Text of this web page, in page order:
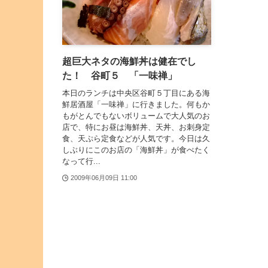
超巨大ネタの海鮮丼は健在でし
た！ 谷町５ 「一味禅」
本日のランチは中央区谷町５丁目にある海
鮮居酒屋「一味禅」に行きました。何もか
もがとんでもないボリュームで大人気のお
店で、特にお昼は海鮮丼、天丼、お刺身定
食、天ぷら定食などが人気です。今日は久
しぶりにこのお店の「海鮮丼」が食べたく
なって行...
2009年06月09日 11:00